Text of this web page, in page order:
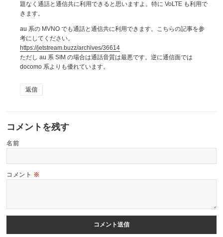
題なく通話と通信共に利用できると思いますよ。特に VoLTE も利用で
きます。
au 系の MVNO でも通話と通信共に利用できます。こちらの記事を参
考にしてください。
https://jetstream.buzz/archives/36614
ただし au 系 SIM の場合は通話音質は最悪です。逆に通信面では
docomo 系よりも優れています。
返信
コメントを残す
名前
コメント ※